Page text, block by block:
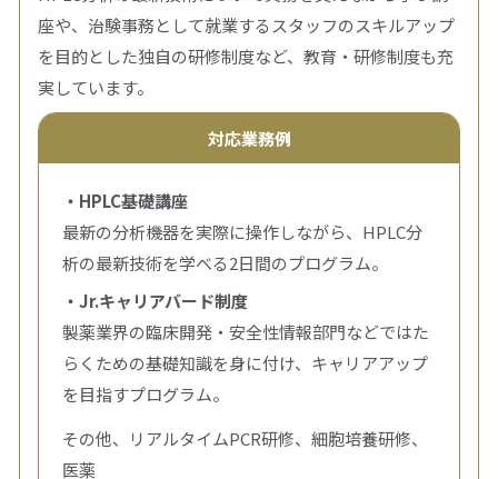
座や、治験事務として就業するスタッフのスキルアップ
を目的とした独自の研修制度など、教育・研修制度も充
実しています。
対応業務例
・HPLC基礎講座
最新の分析機器を実際に操作しながら、HPLC分
析の最新技術を学べる2日間のプログラム。
・Jr.キャリアバード制度
製薬業界の臨床開発・安全性情報部門などではた
らくための基礎知識を身に付け、キャリアアップ
を目指すプログラム。
その他、リアルタイムPCR研修、細胞培養研修、
医薬